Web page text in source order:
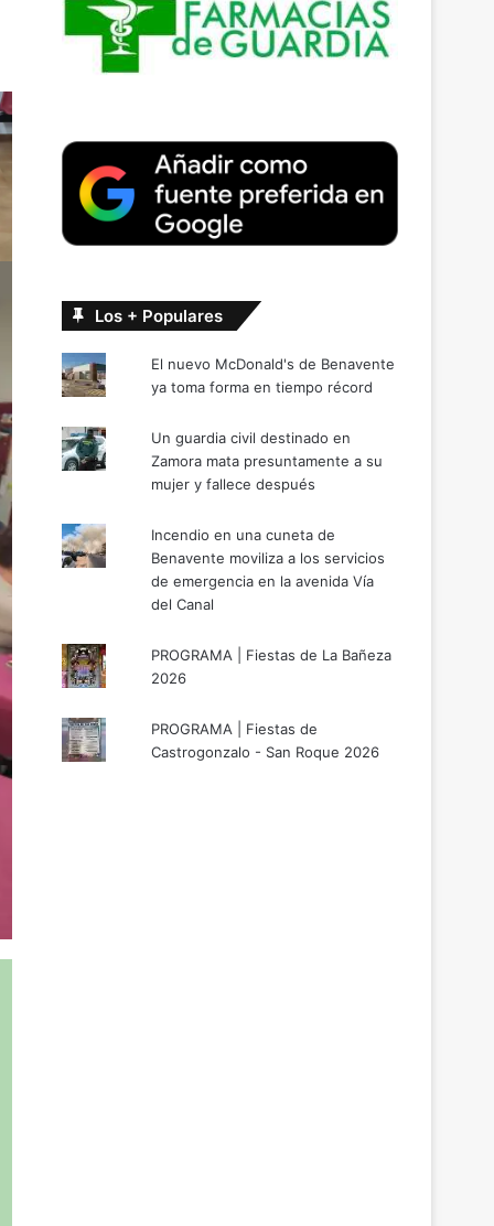
Los + Populares
El nuevo McDonald's de Benavente
ya toma forma en tiempo récord
Un guardia civil destinado en
Zamora mata presuntamente a su
mujer y fallece después
Incendio en una cuneta de
Benavente moviliza a los servicios
de emergencia en la avenida Vía
del Canal
PROGRAMA | Fiestas de La Bañeza
2026
PROGRAMA | Fiestas de
Castrogonzalo - San Roque 2026